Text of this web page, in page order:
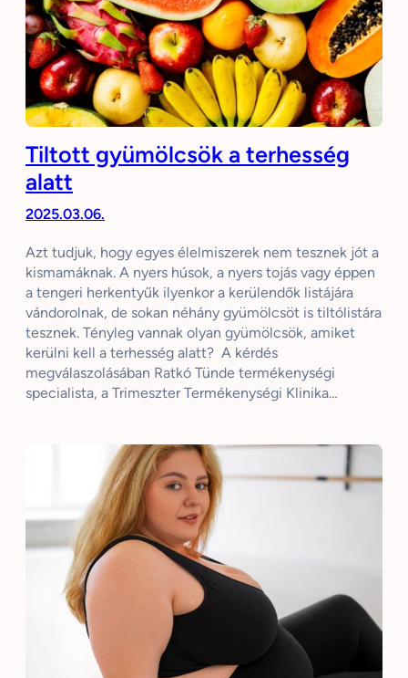
Tiltott gyümölcsök a terhesség
alatt
2025.03.06.
Azt tudjuk, hogy egyes élelmiszerek nem tesznek jót a
kismamáknak. A nyers húsok, a nyers tojás vagy éppen
a tengeri herkentyűk ilyenkor a kerülendők listájára
vándorolnak, de sokan néhány gyümölcsöt is tiltólistára
tesznek. Tényleg vannak olyan gyümölcsök, amiket
kerülni kell a terhesség alatt? A kérdés
megválaszolásában Ratkó Tünde termékenységi
specialista, a Trimeszter Termékenységi Klinika…